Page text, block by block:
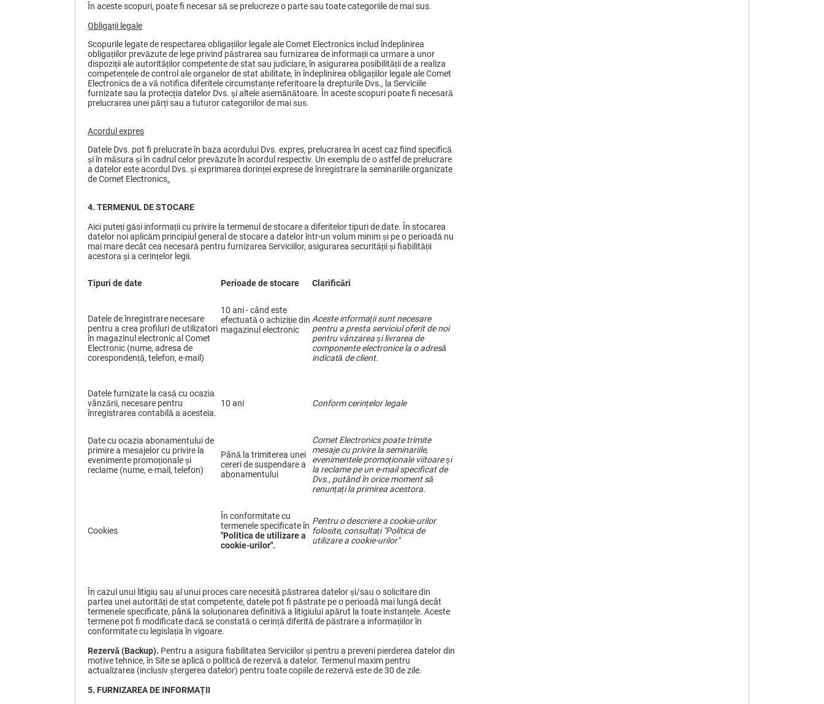
În aceste scopuri, poate fi necesar să se prelucreze o parte sau toate categoriile de mai sus.
Obligații legale
Scopurile legate de respectarea obligațiilor legale ale Comet Electronics includ îndeplinirea
obligațiilor prevăzute de lege privind păstrarea sau furnizarea de informații ca urmare a unor
dispoziții ale autorităților competente de stat sau judiciare, în asigurarea posibilității de a realiza
competențele de control ale organelor de stat abilitate, în îndeplinirea obligațiilor legale ale Comet
Electronics de a vă notifica diferitele circumstanțe referitoare la drepturile Dvs., la Serviciile
furnizate sau la protecția datelor Dvs. și altele asemănătoare. În aceste scopuri poate fi necesară
prelucrarea unei părți sau a tuturor categoriilor de mai sus.
Acordul expres
Datele Dvs. pot fi prelucrate în baza acordului Dvs. expres, prelucrarea în acest caz fiind specifică
și în măsura și în cadrul celor prevăzute în acordul respectiv. Un exemplu de o astfel de prelucrare
a datelor este acordul Dvs. și exprimarea dorinței exprese de înregistrare la seminariile organizate
de Comet Electronics.
4. TERMENUL DE STOCARE
Aici puteți găsi informații cu privire la termenul de stocare a diferitelor tipuri de date. În stocarea
datelor noi aplicăm principiul general de stocare a datelor într-un volum minim și pe o perioadă nu
mai mare decât cea necesară pentru furnizarea Serviciilor, asigurarea securității și fiabilității
acestora și a cerințelor legii.
Tipuri de date Perioade de stocare Clarificări
Datele de înregistrare necesare
pentru a crea profiluri de utilizatori
în magazinul electronic al Comet
Electronic (nume, adresa de
corespondență, telefon, e-mail)
10 ani - când este
efectuată o achiziție din
magazinul electronic
Aceste informații sunt necesare
pentru a presta serviciul oferit de noi
pentru vânzarea și livrarea de
componente electronice la o adresă
indicată de client.
Datele furnizate la casă cu ocazia
vânzării, necesare pentru
înregistrarea contabilă a acesteia.
10 ani Conform cerințelor legale
Date cu ocazia abonamentului de
primire a mesajelor cu privire la
evenimente promoționale și
reclame (nume, e-mail, telefon)
Până la trimiterea unei
cereri de suspendare a
abonamentului
CometElectronics poate trimite
mesaje cu privire la seminariile,
evenimentele promoționale viitoareși
la reclame pe un e-mail specificat de
Dvs., putând în orice momentsă
renunțațila primirea acestora.
Cookies
În conformitate cu
termenele specificate în
"Politica de utilizare a
cookie-urilor".
Pentru o descriere a cookie-urilor
folosite, consultați "Politica de
utilizare a cookie-urilor"
În cazul unui litigiu sau al unui proces care necesită păstrarea datelor și/sau o solicitare din
partea unei autorități de stat competente, datele pot fi păstrate pe o perioadă mai lungă decât
termenele specificate, până la soluționarea definitivă a litigiului apărut la toate instanțele. Aceste
termene pot fi modificate dacă se constată o cerință diferită de păstrare a informațiilor în
conformitate cu legislația în vigoare.
Rezervă(Backup). Pentru a asigura fiabilitatea Serviciilor și pentru a preveni pierderea datelor din
motive tehnice, în Site se aplică o politică de rezervă a datelor. Termenul maxim pentru
actualizarea (inclusiv ștergerea datelor) pentru toate copiile de rezervă este de 30 de zile.
5. FURNIZAREA DE INFORMAȚII